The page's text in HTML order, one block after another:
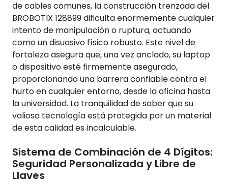
de cables comunes, la construcción trenzada del
BROBOTIX 128899 dificulta enormemente cualquier
intento de manipulación o ruptura, actuando
como un disuasivo físico robusto. Este nivel de
fortaleza asegura que, una vez anclado, su laptop
o dispositivo esté firmemente asegurado,
proporcionando una barrera confiable contra el
hurto en cualquier entorno, desde la oficina hasta
la universidad. La tranquilidad de saber que su
valiosa tecnología está protegida por un material
de esta calidad es incalculable.
Sistema de Combinación de 4 Dígitos:
Seguridad Personalizada y Libre de
Llaves